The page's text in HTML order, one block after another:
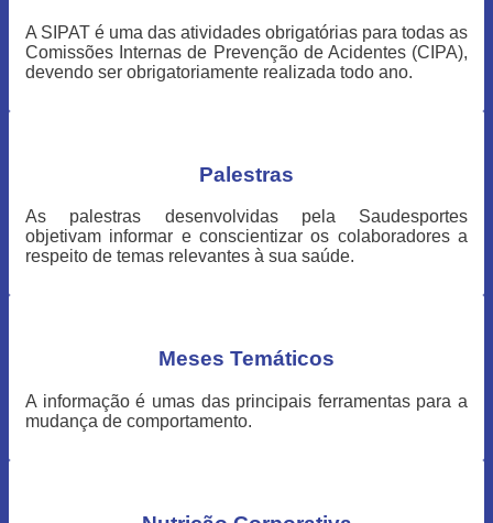
A SIPAT é uma das atividades obrigatórias para todas as
Comissões Internas de Prevenção de Acidentes (CIPA),
devendo ser obrigatoriamente realizada todo ano.
Palestras
As palestras desenvolvidas pela Saudesportes
objetivam informar e conscientizar os colaboradores a
respeito de temas relevantes à sua saúde.
Meses Temáticos
A informação é umas das principais ferramentas para a
mudança de comportamento.